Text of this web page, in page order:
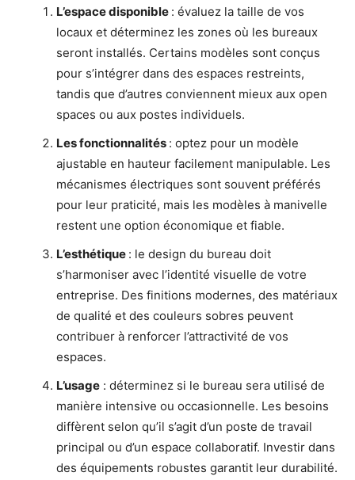
L’espace disponible : évaluez la taille de vos
locaux et déterminez les zones où les bureaux
seront installés. Certains modèles sont conçus
pour s’intégrer dans des espaces restreints,
tandis que d’autres conviennent mieux aux open
spaces ou aux postes individuels.
Les fonctionnalités : optez pour un modèle
ajustable en hauteur facilement manipulable. Les
mécanismes électriques sont souvent préférés
pour leur praticité, mais les modèles à manivelle
restent une option économique et fiable.
L’esthétique : le design du bureau doit
s’harmoniser avec l’identité visuelle de votre
entreprise. Des finitions modernes, des matériaux
de qualité et des couleurs sobres peuvent
contribuer à renforcer l’attractivité de vos
espaces.
L’usage : déterminez si le bureau sera utilisé de
manière intensive ou occasionnelle. Les besoins
diffèrent selon qu’il s’agit d’un poste de travail
principal ou d’un espace collaboratif. Investir dans
des équipements robustes garantit leur durabilité.